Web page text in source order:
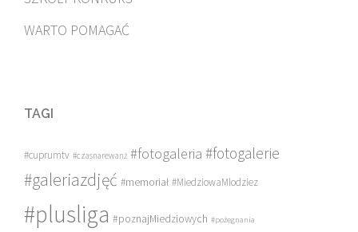
WARTO POMAGAĆ
TAGI
#cuprumtv #czasnarewanż #fotogaleria #fotogalerie
#galeriazdjęć #memoriał #MiedziowaMlodziez
#plusliga #poznajMiedziowych #pożegnania